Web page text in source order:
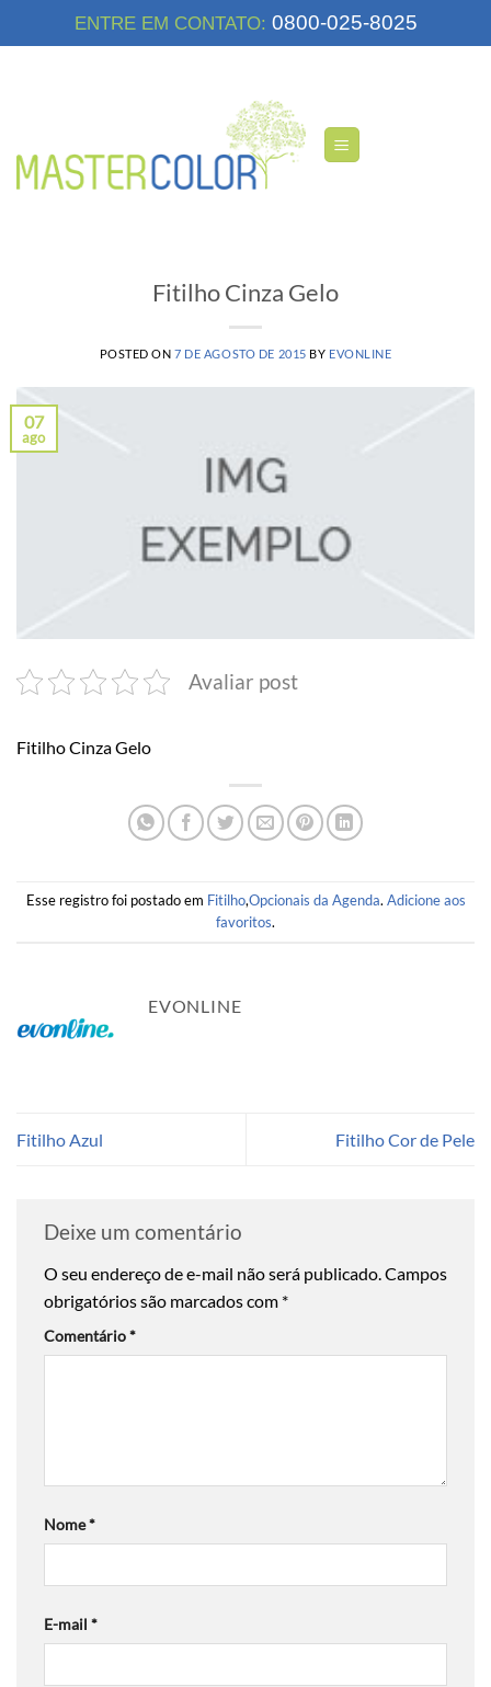
ENTRE EM CONTATO: 0800-025-8025
Fitilho Cinza Gelo
POSTED ON7 DE AGOSTO DE 2015 BY EVONLINE
07
ago
Avaliar post
Fitilho Cinza Gelo
Esse registro foi postado em Fitilho,Opcionais da Agenda. Adicione aos
favoritos.
EVONLINE
Fitilho Azul Fitilho Cor de Pele
Deixe um comentário
O seu endereço de e-mail não será publicado.Campos
obrigatórios são marcados com *
Comentário*
Nome*
E-mail *